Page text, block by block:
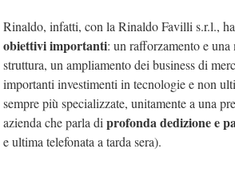
Rinaldo, infatti, con la Rinaldo Favilli s.r.l.,
obiettivi importanti: un rafforzamento e
struttura, un ampliamento dei business di
importanti investimenti in tecnologie e non
sempre più specializzate, unitamente a una
azienda che parla diprofonda dedizione e
e ultima telefonata a tarda sera).